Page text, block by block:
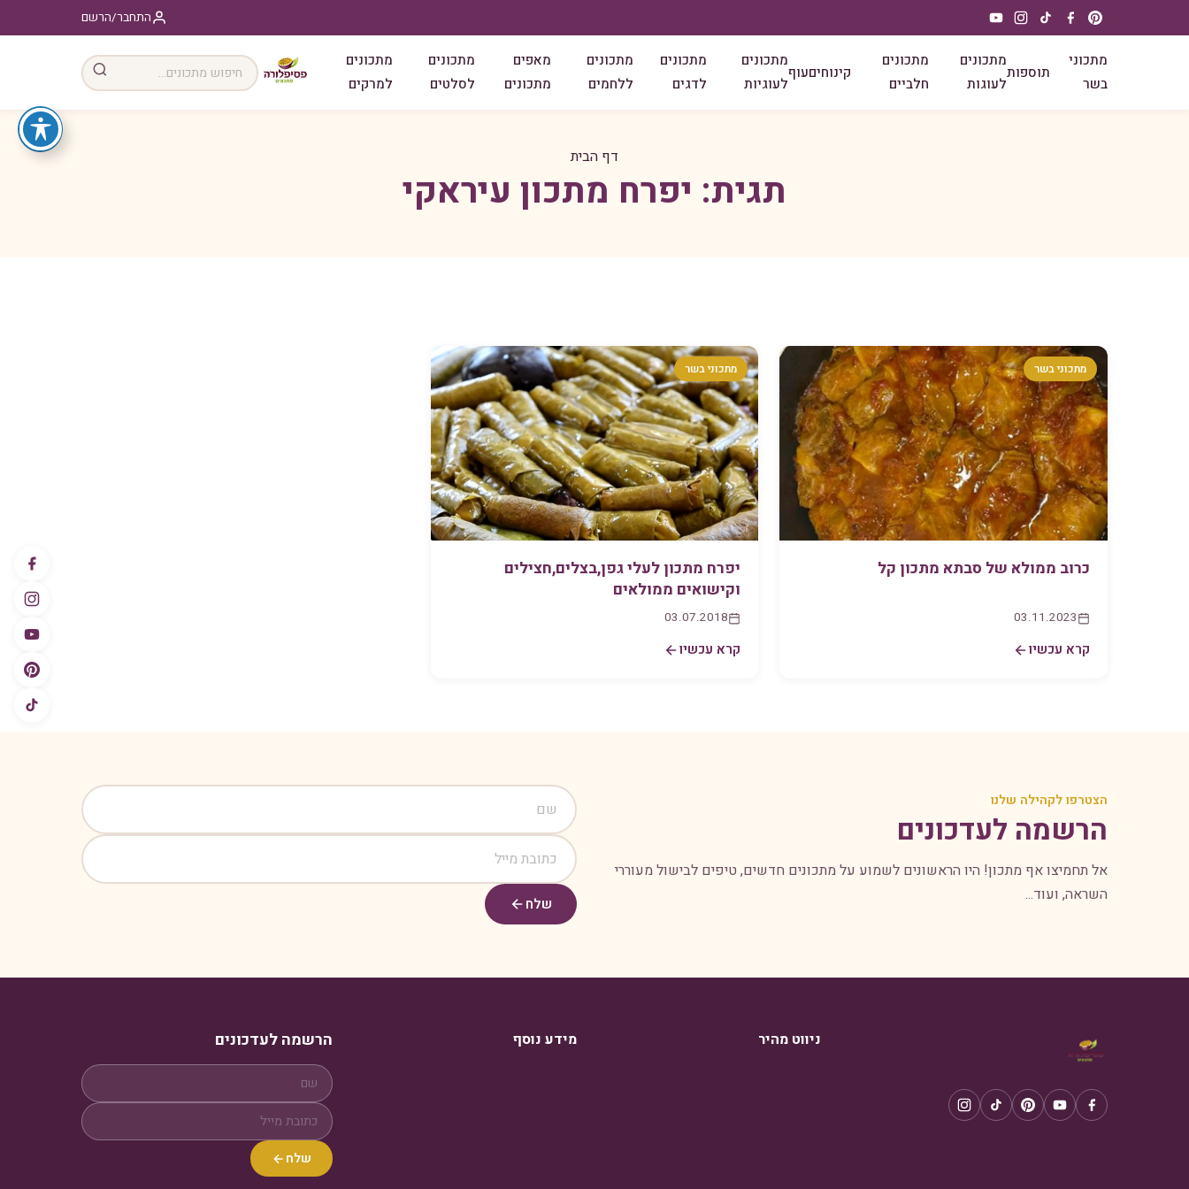
התחבר/הרשם
מתכוני
בשר
תוספות
מתכונים
לעוגות
מתכונים
חלביים
קינוחיםעוף
מתכונים
לעוגיות
מתכונים
לדגים
מתכונים
ללחמים
מאפים
מתכונים
מתכונים
לסלטים
מתכונים
למרקים
דף הבית
תגית: יפרח מתכון עיראקי
מתכוני בשר
כרוב ממולא של סבתא מתכון קל
03.11.2023
קרא עכשיו
מתכוני בשר
יפרח מתכון לעלי גפן,בצלים,חצילים
וקישואים ממולאים
03.07.2018
קרא עכשיו
הצטרפו לקהילה שלנו
הרשמה לעדכונים
אל תחמיצו אף מתכון! היו הראשונים לשמוע על מתכונים חדשים, טיפים לבישול מעוררי
השראה, ועוד...
שלח
ניווט מהיר מידע נוסף הרשמה לעדכונים
שלח